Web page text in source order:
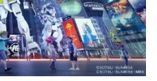
会ゴッフィーのサムネ草